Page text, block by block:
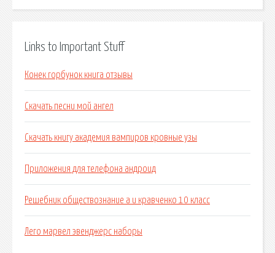
Links to Important Stuff
Конек горбунок книга отзывы
Скачать песни мой ангел
Скачать книгу академия вампиров кровные узы
Приложения для телефона андроид
Решебник обществознание а и кравченко 10 класс
Лего марвел эвенджерс наборы